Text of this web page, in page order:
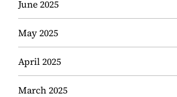
June 2025
May 2025
April 2025
March 2025